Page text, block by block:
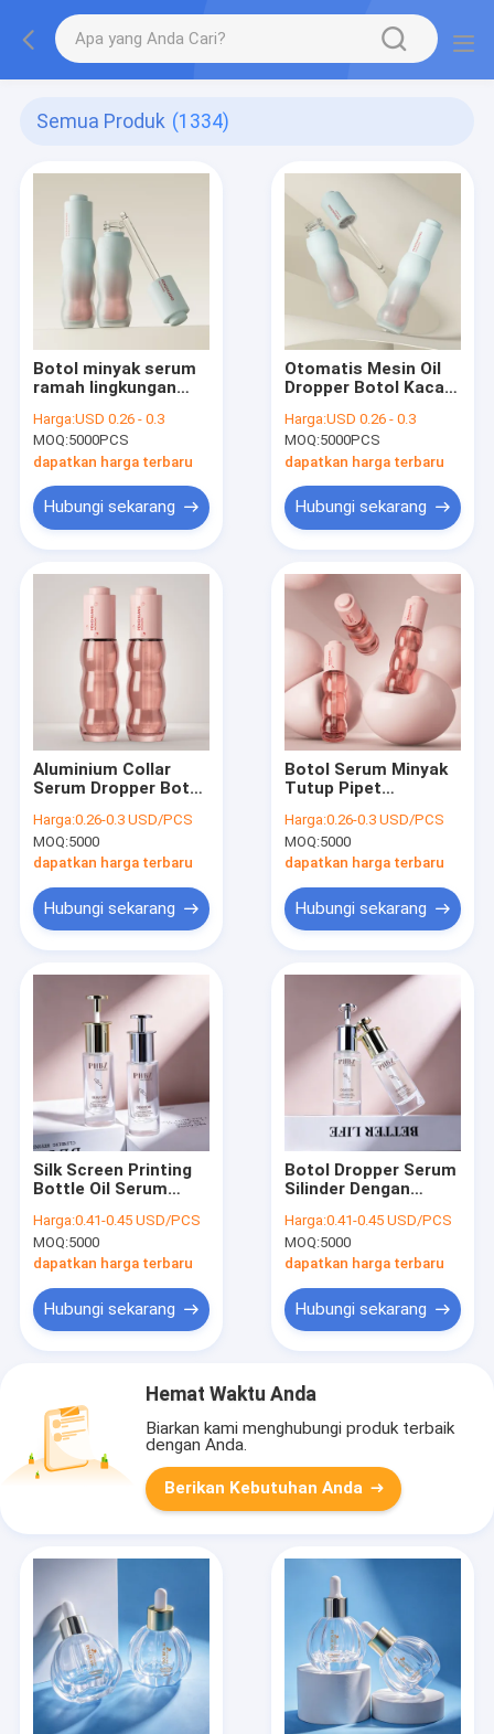
Semua Produk (1334)
Botol minyak serum
ramah lingkungan
aluminium dan
plastik PP yang
cocok untuk minyak
esensial kemasan
perawatan kulit
kosmetik
Harga:USD 0.26 - 0.3
MOQ:5000PCS
dapatkan harga terbaru
Hubungi sekarang
Otomatis Mesin Oil
Dropper Botol Kaca
Sea Air Shipping
Kemampuan
Sempurna untuk
Kemasan Industri
Harga:USD 0.26 - 0.3
MOQ:5000PCS
dapatkan harga terbaru
Hubungi sekarang
Aluminium Collar
Serum Dropper Botol
Dengan Lampu Karet
Ideal Untuk
Perawatan Kulit Dan
Harga:0.26-0.3 USD/PCS
MOQ:5000
dapatkan harga terbaru
Hubungi sekarang
Botol Serum Minyak
Tutup Pipet
Aluminium Plastik
Cocok untuk
Kemasan Perawatan
Minyak Esensial
Harga:0.26-0.3 USD/PCS
MOQ:5000
dapatkan harga terbaru
Hubungi sekarang
Silk Screen Printing
Bottle Oil Serum
Oil Serum Bottle
Bottle Bottle Bottle
Bottle
Harga:0.41-0.45 USD/PCS
MOQ:5000
dapatkan harga terbaru
Hubungi sekarang
Botol Dropper Serum
Silinder Dengan
Variasi Warna
Khusus Ideal untuk
Kemasan Produk
Harga:0.41-0.45 USD/PCS
MOQ:5000
dapatkan harga terbaru
Hubungi sekarang
Hemat Waktu Anda
Biarkan kami menghubungi produk terbaik
dengan Anda.
Berikan Kebutuhan Anda